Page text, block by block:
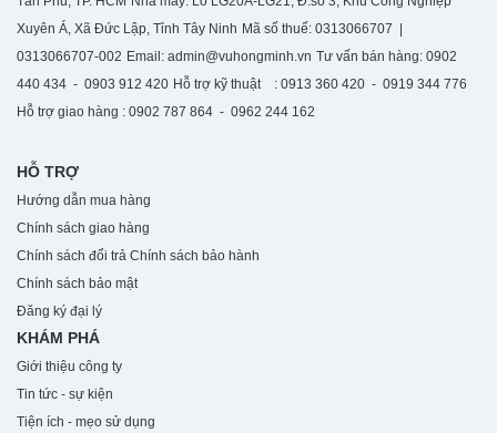
Xuyên Á, Xã Đức Lập, Tỉnh Tây Ninh Mã số thuế: 0313066707 |
0313066707-002 Email: admin@vuhongminh.vn Tư vấn bán hàng: 0902
440 434 - 0903 912 420 Hỗ trợ kỹ thuật : 0913 360 420 - 0919 344 776
Hỗ trợ giao hàng : 0902 787 864 - 0962 244 162
HỖ TRỢ
Hướng dẫn mua hàng
Chính sách giao hàng
Chính sách đổi trả Chính sách bảo hành
Chính sách bảo mật
Đăng ký đại lý
KHÁM PHÁ
Giới thiệu công ty
Tin tức - sự kiện
Tiện ích - mẹo sử dụng